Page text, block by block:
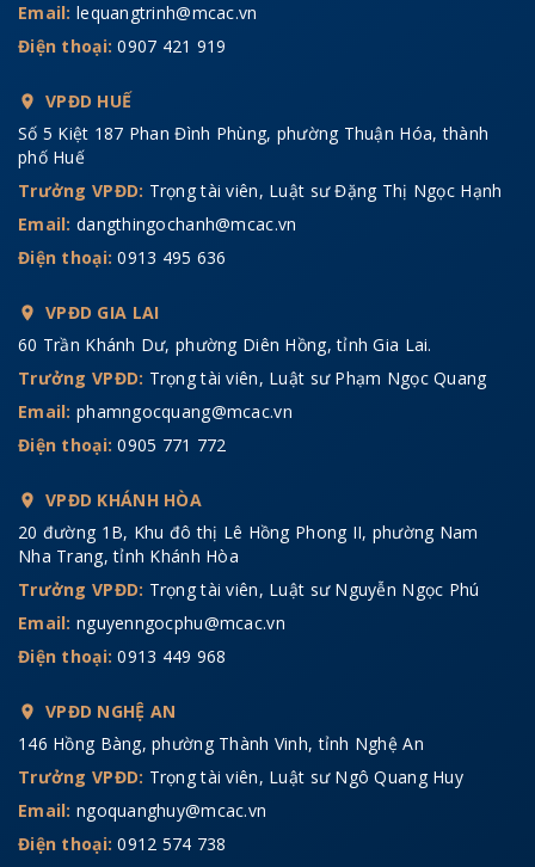
Email: lequangtrinh@mcac.vn
Điện thoại:0907 421 919
VPĐD HUẾ
Số 5 Kiệt 187 Phan Đình Phùng, phường Thuận Hóa, thành
phố Huế
Trưởng VPĐD: Trọng tài viên, Luật sư Đặng Thị Ngọc Hạnh
Email: dangthingochanh@mcac.vn
Điện thoại:0913 495 636
VPĐD GIA LAI
60 Trần Khánh Dư, phường Diên Hồng, tỉnh Gia Lai.
Trưởng VPĐD: Trọng tài viên, Luật sư Phạm Ngọc Quang
Email: phamngocquang@mcac.vn
Điện thoại:0905 771 772
VPĐD KHÁNH HÒA
20 đường 1B, Khu đô thị Lê Hồng Phong II, phường Nam
Nha Trang, tỉnh Khánh Hòa
Trưởng VPĐD: Trọng tài viên, Luật sư Nguyễn Ngọc Phú
Email: nguyenngocphu@mcac.vn
Điện thoại:0913 449 968
VPĐD NGHỆ AN
146 Hồng Bàng, phường Thành Vinh, tỉnh Nghệ An
Trưởng VPĐD: Trọng tài viên, Luật sư Ngô Quang Huy
Email: ngoquanghuy@mcac.vn
Điện thoại:0912 574 738